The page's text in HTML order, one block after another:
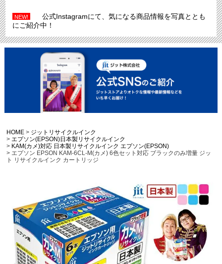
NEW!
公式Instagramにて、気になる商品情報を写真ととも
にご紹介中！
HOME
ジットリサイクルインク
エプソン(EPSON)日本製リサイクルインク
KAM(カメ)対応 日本製リサイクルインク エプソン(EPSON)
エプソン EPSON KAM-6CL-M(カメ) 6色セット対応 ブラックのみ増量 ジッ
ト リサイクルインク カートリッジ